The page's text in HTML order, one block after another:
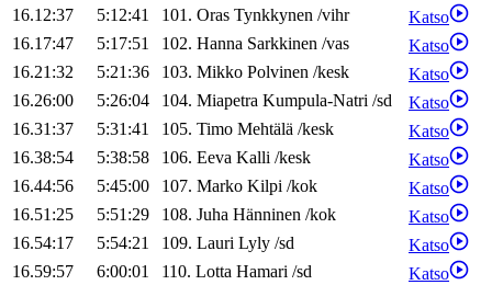
16.12:37
5:12:41 101. Oras Tynkkynen /vihr
Katso
16.17:47
5:17:51 102. Hanna Sarkkinen /vas
Katso
16.21:32
5:21:36 103. Mikko Polvinen /kesk
Katso
16.26:00
5:26:04 104. Miapetra Kumpula-Natri /sd
Katso
16.31:37
5:31:41 105. Timo Mehtälä /kesk
Katso
16.38:54
5:38:58 106. Eeva Kalli /kesk
Katso
16.44:56
5:45:00 107. Marko Kilpi /kok
Katso
16.51:25
5:51:29 108. Juha Hänninen /kok
Katso
16.54:17
5:54:21 109. Lauri Lyly /sd
Katso
16.59:57
6:00:01 110. Lotta Hamari /sd
Katso